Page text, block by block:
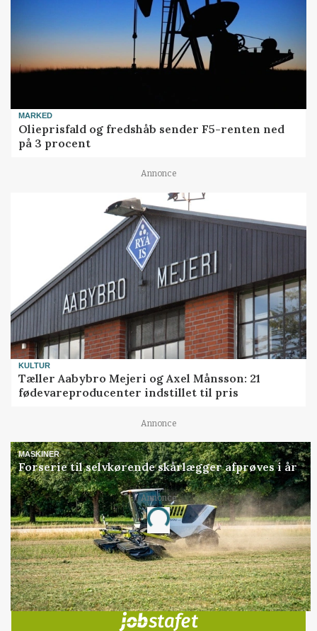
MARKED
Olieprisfald og fredshåb sender F5-renten ned
på 3 procent
Annonce
KULTUR
Tæller Aabybro Mejeri og Axel Månsson: 21
fødevareproducenter indstillet til pris
Annonce
MASKINER
Forserie til selvkørende skårlægger afprøves i år
Annonce
Loading...
Jobs
i samarbejde med